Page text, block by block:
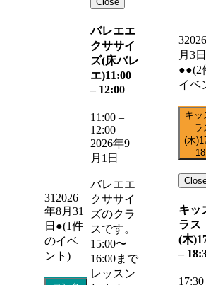
31 2026
年8月31
日 ●(1件
のイベ
ント)
バレエエ
クササイ
ズ(床バレ
エ)11:00
– 12:00
11:00 –
12:00
2026年9
月1日
バレエエ
クササイ
ズのクラ
スです。
15:00〜
16:00まで
レッスン
3
月3日
●●(2
イベ
キッ
ラ
(木)
–
キッ
ラス
(木)
–
17:30